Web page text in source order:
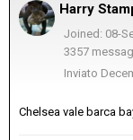
Harry
Joined: 08-
3357
Inviato
Chelsea vale barca